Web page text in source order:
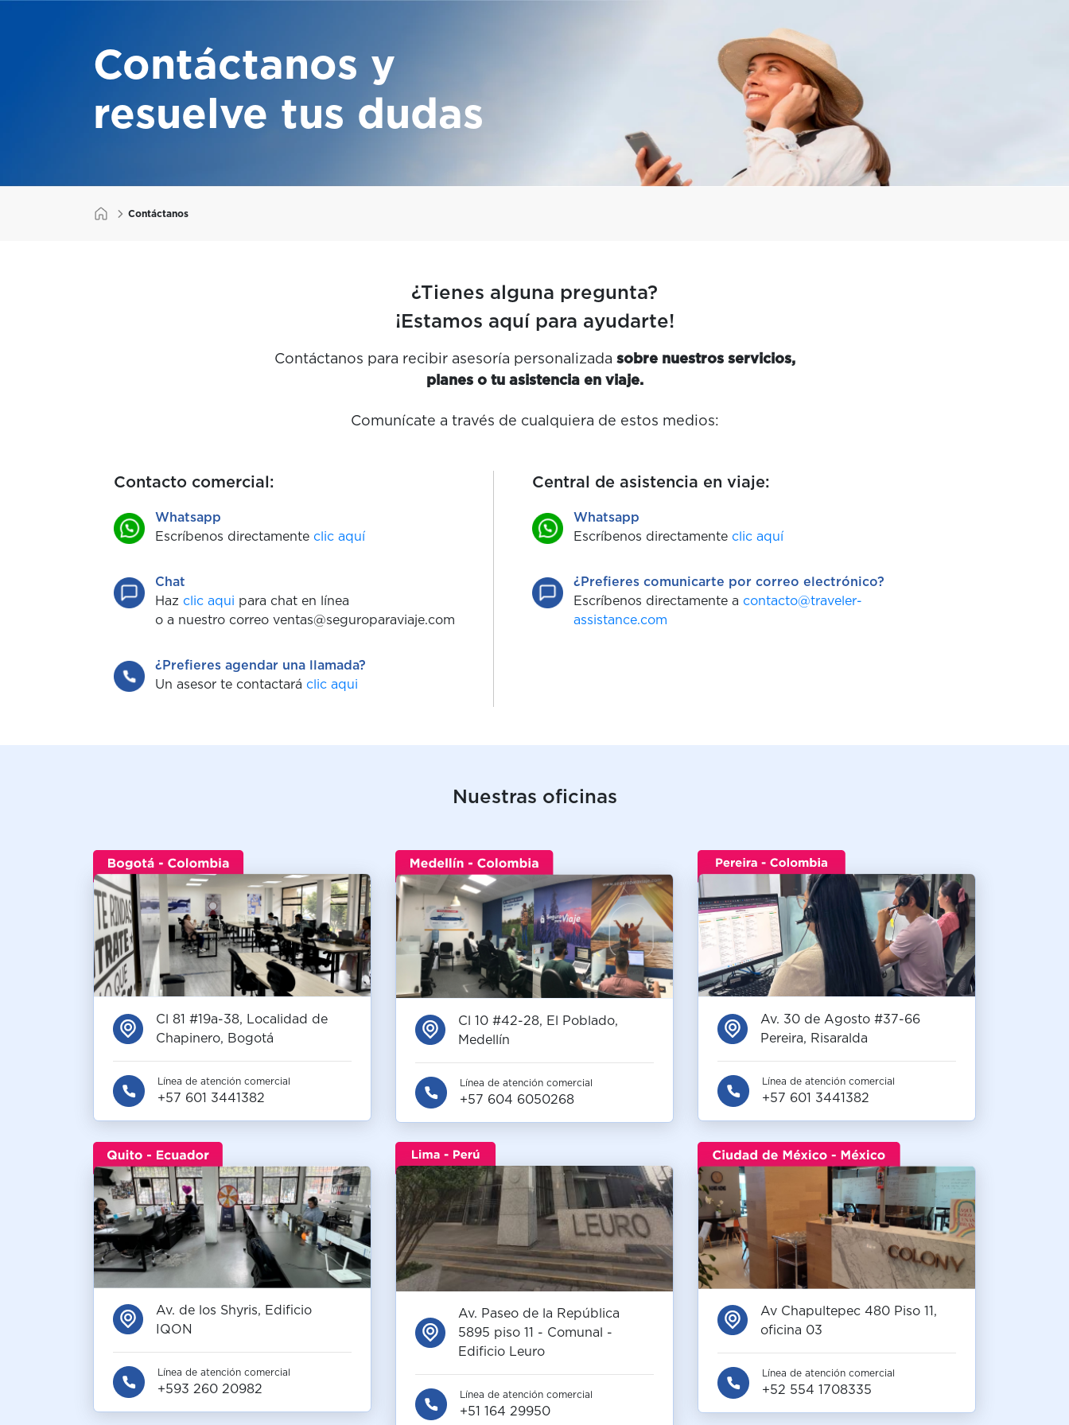
Contáctanos y
resuelve tus dudas
Contáctanos
¿Tienes alguna pregunta?
¡Estamos aquí para ayudarte!
Contáctanos para recibir asesoría personalizada sobre nuestros servicios,
planes o tu asistencia en viaje.
Comunícate a través de cualquiera de estos medios:
Contacto comercial:
Whatsapp
Escríbenos directamente clic aquí
Chat
Haz clic aqui para chat en línea
o a nuestro correo ventas@seguroparaviaje.com
¿Prefieres agendar una llamada?
Un asesor te contactará clic aqui
Central de asistencia en viaje:
Whatsapp
Escríbenos directamente clic aquí
¿Prefieres comunicarte por correo electrónico?
Escríbenos directamente a contacto@traveler-
assistance.com
Nuestras oficinas
Cl 81 #19a-38, Localidad de
Chapinero, Bogotá
Línea de atención comercial
+57 601 3441382
Cl 10 #42-28, El Poblado,
Medellín
Línea de atención comercial
+57 604 6050268
Av. 30 de Agosto #37-66
Pereira, Risaralda
Línea de atención comercial
+57 601 3441382
Av. de los Shyris, Edificio
IQON
Línea de atención comercial
+593 260 20982
Av. Paseo de la República
5895 piso 11 - Comunal -
Edificio Leuro
Línea de atención comercial
+51 164 29950
Av Chapultepec 480 Piso 11,
oficina 03
Línea de atención comercial
+52 554 1708335